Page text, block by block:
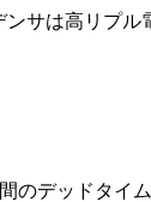
サは高リプル
のデッドタイム